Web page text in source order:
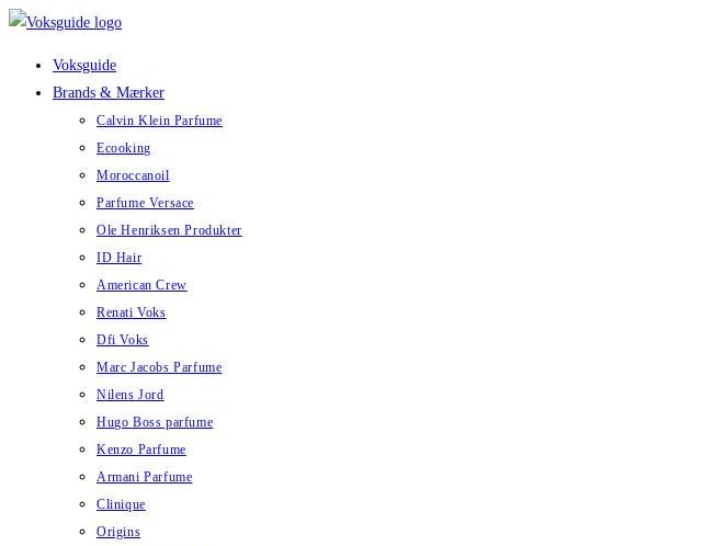
Skip
Voksguide
Brands & Mærker
Calvin Klein Parfume
Ecooking
Moroccanoil
Parfume Versace
Ole Henriksen Produkter
ID Hair
American Crew
Renati Voks
Dfi Voks
Marc Jacobs Parfume
Nilens Jord
Hugo Boss parfume
Kenzo Parfume
Armani Parfume
Clinique
Origins